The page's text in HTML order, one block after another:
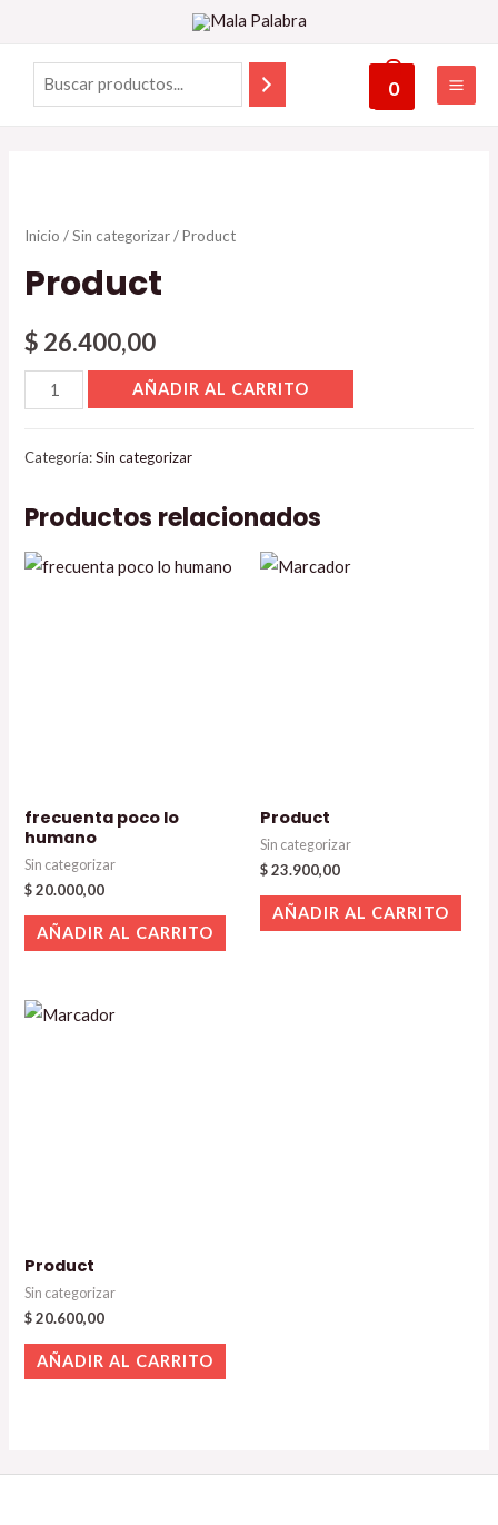
0
Inicio /Sin categorizar/ Product
Product
$ 26.400,00
AÑADIR AL CARRITO
Categoría:Sin categorizar
Productos relacionados
frecuenta poco lo
humano
Sin categorizar
$20.000,00
AÑADIR AL CARRITO
Product
Sin categorizar
$23.900,00
AÑADIR AL CARRITO
Product
Sin categorizar
$20.600,00
AÑADIR AL CARRITO